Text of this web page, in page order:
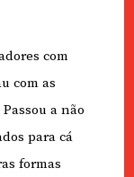
com
com as
a não
para cá
formas